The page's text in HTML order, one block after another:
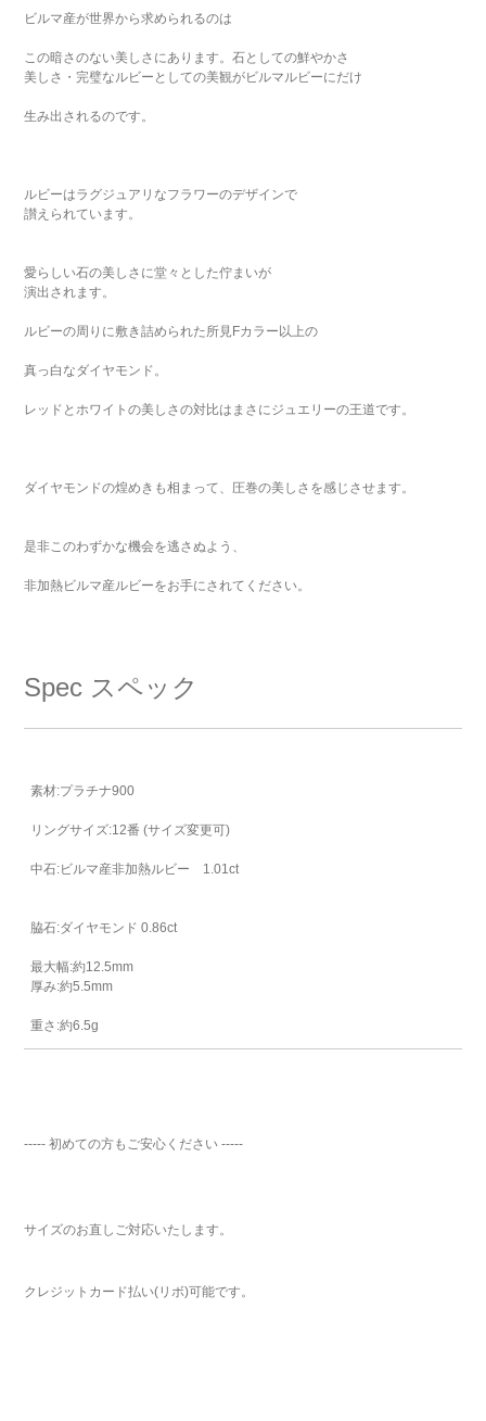
ビルマ産が世界から求められるのは
この暗さのない美しさにあります。石としての鮮やかさ
美しさ・完璧なルビーとしての美観がビルマルビーにだけ
生み出されるのです。
ルビーはラグジュアリなフラワーのデザインで
讃えられています。
愛らしい石の美しさに堂々とした佇まいが
演出されます。
ルビーの周りに敷き詰められた所見Fカラー以上の
真っ白なダイヤモンド。
レッドとホワイトの美しさの対比はまさにジュエリーの王道です。
ダイヤモンドの煌めきも相まって、圧巻の美しさを感じさせます。
是非このわずかな機会を逃さぬよう、
非加熱ビルマ産ルビーをお手にされてください。
Spec スペック
素材:プラチナ900
リングサイズ:12番 (サイズ変更可)
中石:ビルマ産非加熱ルビー 1.01ct
脇石:ダイヤモンド 0.86ct
最大幅:約12.5mm
厚み:約5.5mm
重さ:約6.5g
----- 初めての方もご安心ください -----
サイズのお直しご対応いたします。
クレジットカード払い(リボ)可能です。